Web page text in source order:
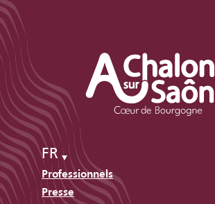
FR
Professionnels
Presse